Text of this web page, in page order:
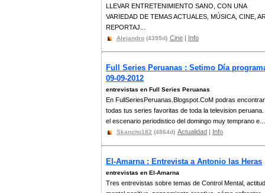
LLEVAR ENTRETENIMIENTO SANO, CON UNA
VARIEDAD DE TEMAS ACTUALES, MÚSICA, CINE,
REPORTAJ...
Alejandro (4395d) Cine | Info
Full Series Peruanas : Setimo Día
09-09-2012
entrevistas en Full Series Peruanas
En FullSeriesPeruanas.Blogspot.CoM podras encontrar
todas tus series favoritas de toda la television peruana.
el escenario periodistico del domingo muy temprano e...
Skanzito182 (4864d) Actualidad | Info
El-Amarna : Entrevista a Antonio las Heras
entrevistas en El-Amarna
Tres entrevistas sobre temas de Control Mental, actitud